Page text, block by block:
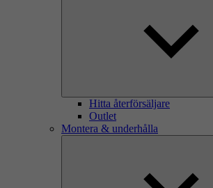
Hitta återförsäljare
Outlet
Montera & underhålla